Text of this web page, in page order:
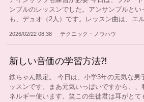
ンブルのレッスンでした。アンサンブルとい
も、デュオ（2人）です。レッスン曲は、エ
2026/02/22 08:38 テクニック・ノウハウ
新しい音価の学習方法⁈
鉄ちゃん限定。 今日は、小学3年の元気な男
ッスンです。まあ元気いっぱいですから、、
ネルギー使います。笑この生徒君は耳がとて